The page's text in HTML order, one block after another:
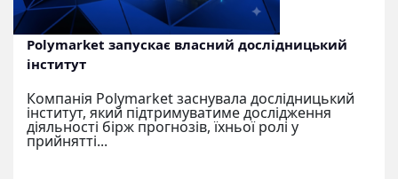
Polymarket запускає власний дослідницький
інститут
Компанія Polymarket заснувала дослідницький
інститут, який підтримуватиме дослідження
діяльності бірж прогнозів, їхньої ролі у
прийнятті...